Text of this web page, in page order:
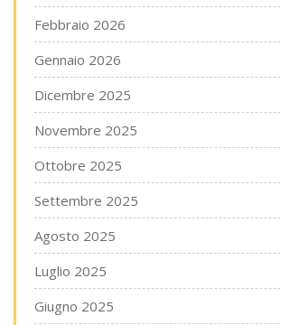
Febbraio 2026
Gennaio 2026
Dicembre 2025
Novembre 2025
Ottobre 2025
Settembre 2025
Agosto 2025
Luglio 2025
Giugno 2025